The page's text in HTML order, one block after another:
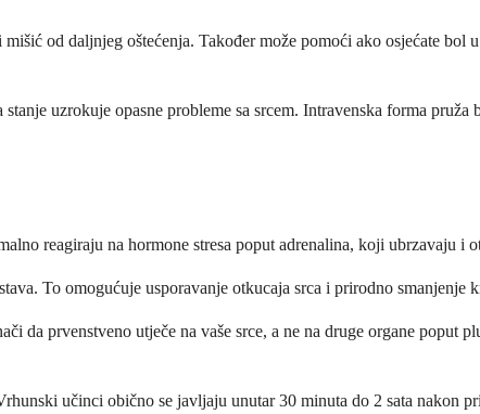
od daljnjeg oštećenja. Također može pomoći ako osjećate bol
uzrokuje opasne probleme sa srcem. Intravenska forma
reagiraju na hormone stresa poput adrenalina, koji ubrzavaju i
To omogućuje usporavanje otkucaja srca i prirodno smanjenje
da prvenstveno utječe na vaše srce, a ne na druge organe poput
učinci obično se javljaju unutar 30 minuta do 2 sata nakon